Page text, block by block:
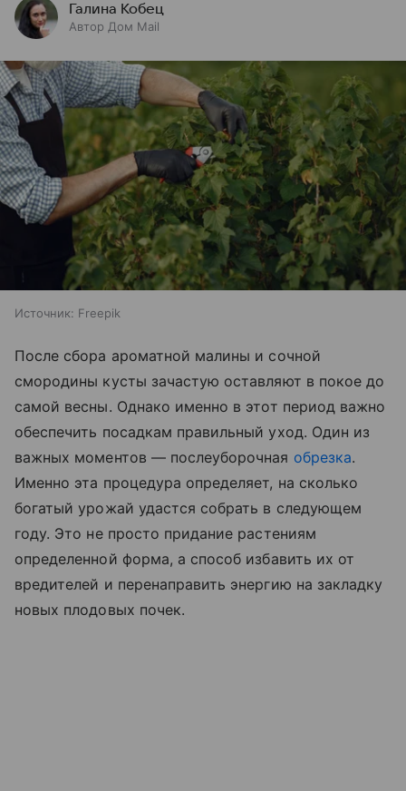
Галина Кобец
Автор Дом Mail
Источник: Freepik
После сбора ароматной малины и сочной
смородины кусты зачастую оставляют в покое до
самой весны. Однако именно в этот период важно
обеспечить посадкам правильный уход. Один из
важных моментов — послеуборочная обрезка.
Именно эта процедура определяет, на сколько
богатый урожай удастся собрать в следующем
году. Это не просто придание растениям
определенной форма, а способ избавить их от
вредителей и перенаправить энергию на закладку
новых плодовых почек.